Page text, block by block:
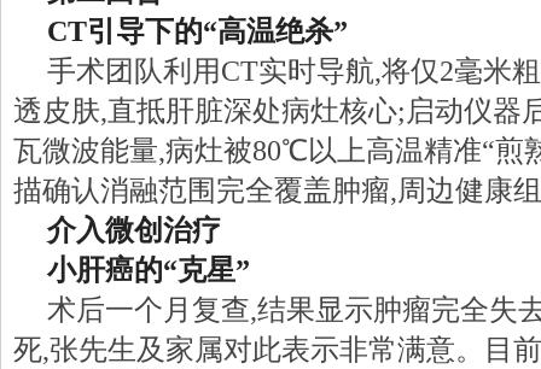
CT引导下的“高温绝杀”
手术团队利用CT实时导航,将仅2毫米
透皮肤,直抵肝脏深处病灶核心;启动仪器
瓦微波能量,病灶被80℃以上高温精准“煎
描确认消融范围完全覆盖肿瘤,周边健康
介入微创治疗
小肝癌的“克星”
术后一个月复查,结果显示肿瘤完全失
死,张先生及家属对此表示非常满意。目